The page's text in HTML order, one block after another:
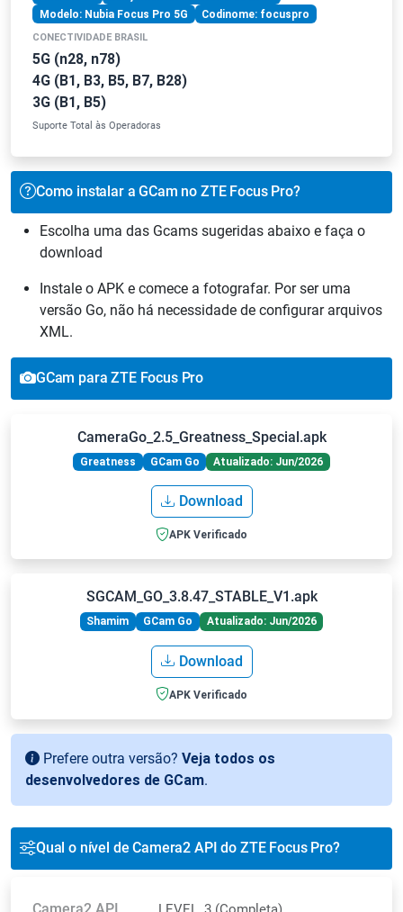
Modelo: Nubia Focus Pro 5G
Codinome: focuspro
CONECTIVIDADE BRASIL
5G (n28, n78)
4G (B1, B3, B5, B7, B28)
3G (B1, B5)
Suporte Total às Operadoras
Como instalar a GCam no ZTE Focus Pro?
Escolha uma das Gcams sugeridas abaixo e faça o
download
Instale o APK e comece a fotografar. Por ser uma
versão Go, não há necessidade de configurar arquivos
XML.
GCam para ZTE Focus Pro
CameraGo_2.5_Greatness_Special.apk
Greatness GCam Go Atualizado: Jun/2026
Download
APK Verificado
SGCAM_GO_3.8.47_STABLE_V1.apk
Shamim GCam Go Atualizado: Jun/2026
Download
APK Verificado
Prefere outra versão? Veja todos os
desenvolvedores de GCam.
Qual o nível de Camera2 API do ZTE Focus Pro?
Camera2 API